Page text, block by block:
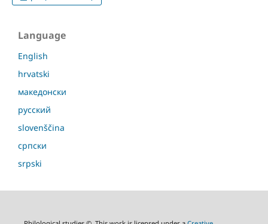
Language
English
hrvatski
македонски
русский
slovenščina
српски
srpski